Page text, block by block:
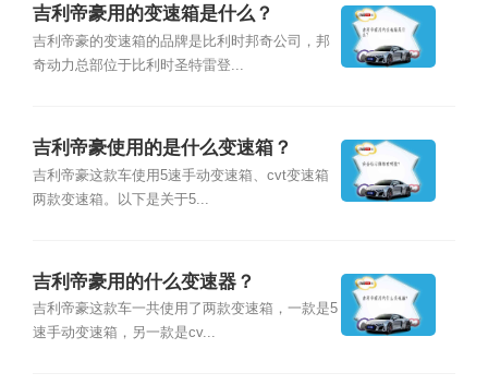
吉利帝豪用的变速箱是什么？
吉利帝豪的变速箱的品牌是比利时邦奇公司，邦
奇动力总部位于比利时圣特雷登...
吉利帝豪使用的是什么变速箱？
吉利帝豪这款车使用5速手动变速箱、cvt变速箱
两款变速箱。以下是关于5...
吉利帝豪用的什么变速器？
吉利帝豪这款车一共使用了两款变速箱，一款是5
速手动变速箱，另一款是cv...